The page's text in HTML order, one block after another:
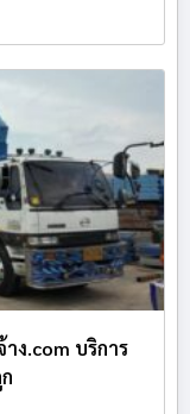
ง.com บริการ